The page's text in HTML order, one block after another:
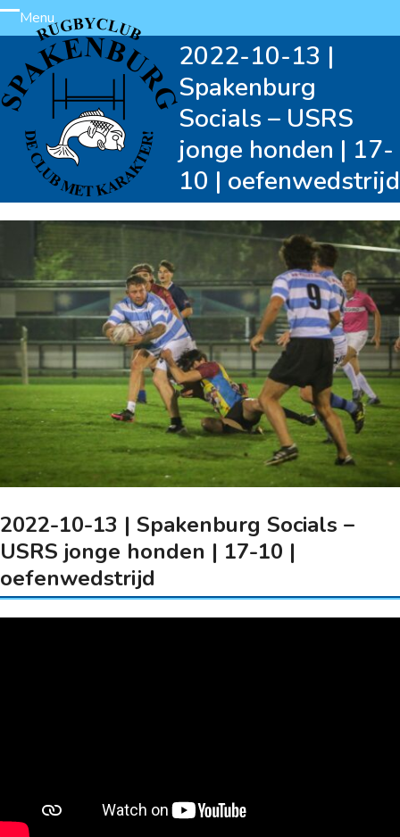
Skip
to
content
Menu
Open
mobile
menu
Close
mobile
menu
2022-10-13 |
Spakenburg
Socials – USRS
jonge honden | 17-
10 | oefenwedstrijd
2022-10-13 | Spakenburg Socials –
USRS jonge honden | 17-10 |
oefenwedstrijd